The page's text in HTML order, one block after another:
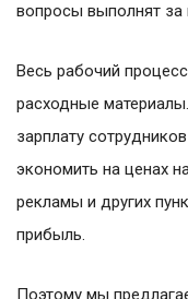
вопросы выполнят за
Весь рабочий
расходные
зарплату
экономить на ценах
рекламы и других
прибыль.
Поэтому мы